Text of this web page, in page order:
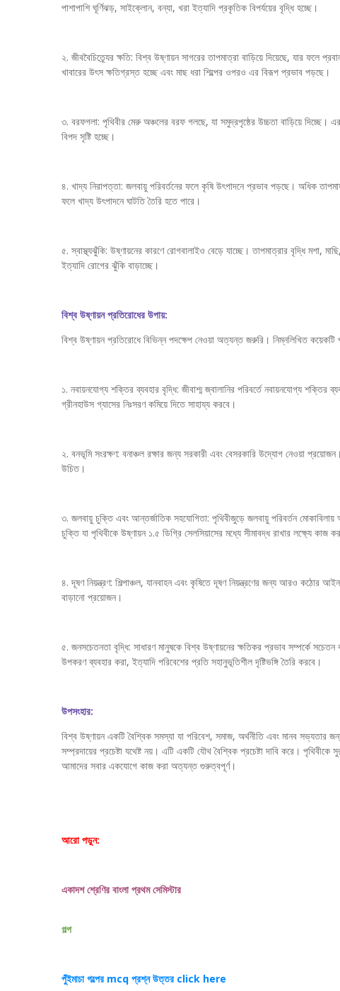
পাশাপাশি ঘূর্ণিঝড়, সাইক্লোন, বন্যা, খরা ইত্যাদি প্রকৃতিক বিপর্যয়ের বৃদ্ধি হচ্ছে।
২. জীববৈচিত্র্যের ক্ষতি: বিশ্ব উষ্ণায়ন সাগরের তাপমাত্রা বাড়িয়ে দিয়েছে, যার ফলে
খাবারের উৎস ক্ষতিগ্রস্ত হচ্ছে এবং মাছ ধরা শিল্পের ওপরও এর বিরূপ প্রভাব পড়ছে।
৩. বরফগলা: পৃথিবীর মেরু অঞ্চলের বরফ গলছে, যা সমুদ্রপৃষ্ঠের উচ্চতা বাড়িয়ে দিচ্ছে।
বিপদ সৃষ্টি হচ্ছে।
৪. খাদ্য নিরাপত্তা: জলবায়ু পরিবর্তনের ফলে কৃষি উৎপাদনে প্রভাব পড়ছে। অধিক
ফলে খাদ্য উৎপাদনে ঘাটতি তৈরি হতে পারে।
৫. স্বাস্থ্যঝুঁকি: উষ্ণায়নের কারণে রোগবালাইও বেড়ে যাচ্ছে। তাপমাত্রার বৃদ্ধি মশা,
ইত্যাদি রোগের ঝুঁকি বাড়াচ্ছে।
বিশ্ব উষ্ণায়ন প্রতিরোধের উপায়:
বিশ্ব উষ্ণায়ন প্রতিরোধে বিভিন্ন পদক্ষেপ নেওয়া অত্যন্ত জরুরি। নিম্নলিখিত কয়েকটি
১. নবায়নযোগ্য শক্তির ব্যবহার বৃদ্ধি: জীবাশ্ম জ্বালানির পরিবর্তে নবায়নযোগ্য
গ্রীনহাউস গ্যাসের নিঃসরণ কমিয়ে দিতে সাহায্য করবে।
২. বনভূমি সংরক্ষণ: বনাঞ্চল রক্ষার জন্য সরকারী এবং বেসরকারি উদ্যোগ নেওয়া
উচিত।
৩. জলবায়ু চুক্তি এবং আন্তর্জাতিক সহযোগিতা: পৃথিবীজুড়ে জলবায়ু পরিবর্তন
চুক্তি যা পৃথিবীকে উষ্ণায়ন ১.৫ ডিগ্রি সেলসিয়াসের মধ্যে সীমাবদ্ধ রাখার লক্ষ্যে কাজ
৪. দূষণ নিয়ন্ত্রণ: শিল্পাঞ্চল, যানবাহন এবং কৃষিতে দূষণ নিয়ন্ত্রণের জন্য আরও কঠোর
বাড়ানো প্রয়োজন।
৫. জনসচেতনতা বৃদ্ধি: সাধারণ মানুষকে বিশ্ব উষ্ণায়নের ক্ষতিকর প্রভাব সম্পর্কে
উপকরণ ব্যবহার করা, ইত্যাদি পরিবেশের প্রতি সহানুভূতিশীল দৃষ্টিভঙ্গি তৈরি করবে।
উপসংহার:
বিশ্ব উষ্ণায়ন একটি বৈশ্বিক সমস্যা যা পরিবেশ, সমাজ, অর্থনীতি এবং মানব
সম্প্রদায়ের প্রচেষ্টা যথেষ্ট নয়। এটি একটি যৌথ বৈশ্বিক প্রচেষ্টা দাবি করে।
আমাদের সবার একযোগে কাজ করা অত্যন্ত গুরুত্বপূর্ণ।
আরো পড়ুন:
একাদশ শ্রেণির বাংলা প্রথম সেমিস্টার
গল্প
পুঁইমাচা গল্পের mcq প্রশ্ন উত্তর click here